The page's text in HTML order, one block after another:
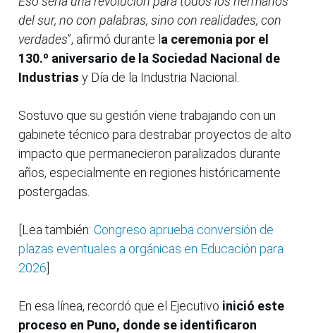
del sur, no con palabras, sino con realidades, con
verdades”, afirmó durante l a ceremonia por el
130.º aniversario de la Sociedad Nacional de
Industrias y Día de la Industria Nacional.
Sostuvo que su gestión viene trabajando con un
gabinete técnico para destrabar proyectos de alto
impacto que permanecieron paralizados durante
años, especialmente en regiones históricamente
postergadas.
[Lea también: Congreso aprueba conversión de
plazas eventuales a orgánicas en Educación para
2026
En esa línea, recordó que el Ejecutivo inició este
proceso en Puno, donde se identificaron